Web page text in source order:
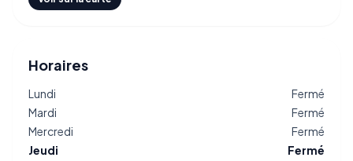
Horaires
Lundi
Fermé
Mardi
Fermé
Mercredi
Fermé
Jeudi
Fermé